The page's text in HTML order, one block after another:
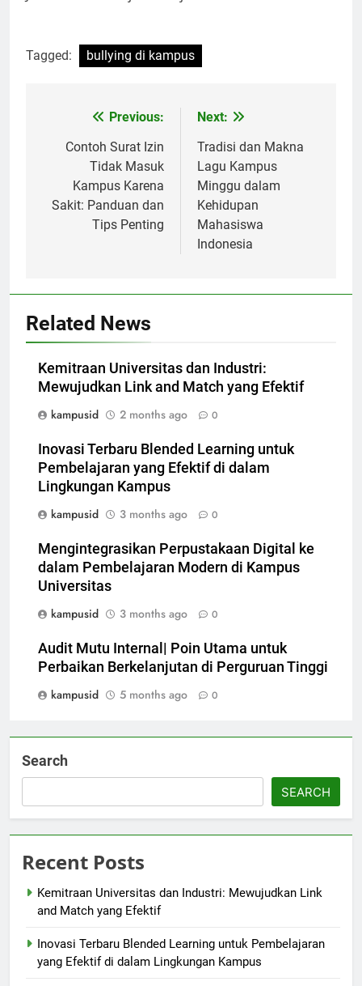
Tagged: bullying di kampus
navigation
Previous:
Contoh Surat Izin
Tidak Masuk
Kampus Karena
Sakit: Panduan dan
Tips Penting
Next:
Tradisi dan Makna
Lagu Kampus
Minggu dalam
Kehidupan
Mahasiswa
Indonesia
Related News
Kemitraan Universitas dan Industri:
Mewujudkan Link and Match yang Efektif
kampusid
2 months ago 0
Inovasi Terbaru Blended Learning untuk
Pembelajaran yang Efektif di dalam
Lingkungan Kampus
kampusid
3 months ago 0
Mengintegrasikan Perpustakaan Digital ke
dalam Pembelajaran Modern di Kampus
Universitas
kampusid
3 months ago 0
Audit Mutu Internal| Poin Utama untuk
Perbaikan Berkelanjutan di Perguruan Tinggi
kampusid
5 months ago 0
Search
SEARCH
Recent Posts
Kemitraan Universitas dan Industri: Mewujudkan Link
and Match yang Efektif
Inovasi Terbaru Blended Learning untuk Pembelajaran
yang Efektif di dalam Lingkungan Kampus